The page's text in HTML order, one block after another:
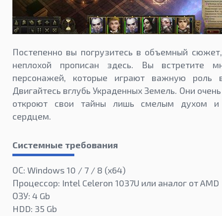
Постепенно вы погрузитесь в объемный
неплохой прописан здесь. Вы встретите
персонажей, которые играют важную роль
Двигайтесь вглубь Украденных Земель. Они
откроют свои тайны лишь смелым духом и
сердцем.
Системные требования
ОС: Windows 10 / 7 / 8 (x64)
Процессор: Intel Celeron 1037U или аналог от AMD
ОЗУ: 4 Gb
HDD: 35 Gb